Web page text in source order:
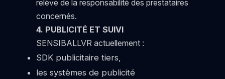
relève de la responsabilité des prestataires
concernés.
4. PUBLICITÉ ET SUIVI
SENSIBALLVR actuellement :
SDK publicitaire tiers,
les systèmes de publicité